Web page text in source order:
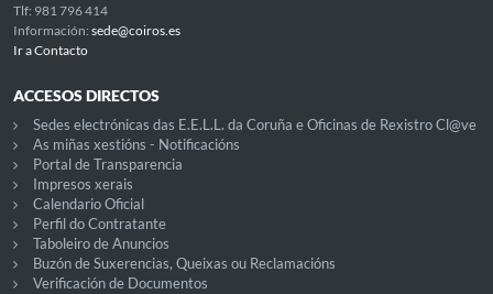
Tlf: 981 796 414
Información: sede@coiros.es
Ir a Contacto
ACCESOS DIRECTOS
Sedes electrónicas das E.E.L.L. da Coruña e Oficinas de Rexistro Cl@ve
As miñas xestións - Notificacións
Portal de Transparencia
Impresos xerais
Calendario Oficial
Perfil do Contratante
Taboleiro de Anuncios
Buzón de Suxerencias, Queixas ou Reclamacións
Verificación de Documentos